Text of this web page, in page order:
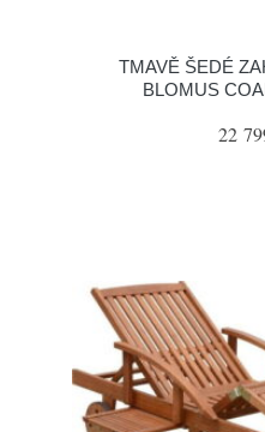
TMAVĚ ŠEDÉ
BLOMUS
22